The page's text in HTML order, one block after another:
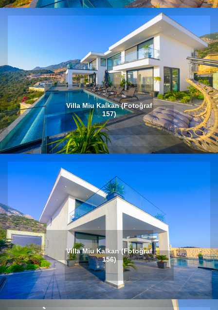
Villa Miu Kalkan (Fotoğraf
157)
Villa Miu Kalkan (Fotoğraf
156)